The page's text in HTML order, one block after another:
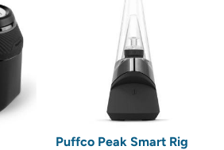
Puffco Peak Smart Rig